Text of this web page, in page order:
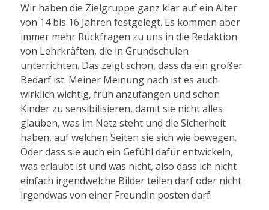
Wir haben die Zielgruppe ganz klar auf ein Alter
von 14 bis 16 Jahren festgelegt. Es kommen aber
immer mehr Rückfragen zu uns in die Redaktion
von Lehrkräften, die in Grundschulen
unterrichten. Das zeigt schon, dass da ein großer
Bedarf ist. Meiner Meinung nach ist es auch
wirklich wichtig, früh anzufangen und schon
Kinder zu sensibilisieren, damit sie nicht alles
glauben, was im Netz steht und die Sicherheit
haben, auf welchen Seiten sie sich wie bewegen.
Oder dass sie auch ein Gefühl dafür entwickeln,
was erlaubt ist und was nicht, also dass ich nicht
einfach irgendwelche Bilder teilen darf oder nicht
irgendwas von einer Freundin posten darf.